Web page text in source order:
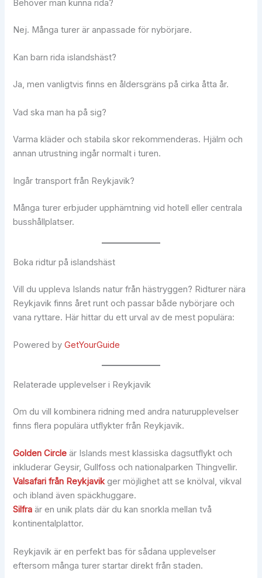
Behöver man kunna rida?
Nej. Många turer är anpassade för nybörjare.
Kan barn rida islandshäst?
Ja, men vanligtvis finns en åldersgräns på cirka åtta år.
Vad ska man ha på sig?
Varma kläder och stabila skor rekommenderas. Hjälm och
annan utrustning ingår normalt i turen.
Ingår transport från Reykjavik?
Många turer erbjuder upphämtning vid hotell eller centrala
busshållplatser.
Boka ridtur på islandshäst
Vill du uppleva Islands natur från hästryggen? Ridturer nära
Reykjavik finns året runt och passar både nybörjare och
vana ryttare. Här hittar du ett urval av de mest populära:
Powered byGetYourGuide
Relaterade upplevelser i Reykjavik
Om du vill kombinera ridning med andra naturupplevelser
finns flera populära utflykter från Reykjavik.
Golden Circle är Islands mest klassiska dagsutflykt och
inkluderar Geysir, Gullfoss och nationalparken Thingvellir.
Valsafari från Reykjavikger möjlighet att se knölval, vikval
och ibland även späckhuggare.
Silfra är en unik plats där du kan snorkla mellan två
kontinentalplattor.
Reykjavik är en perfekt bas för sådana upplevelser
eftersom många turer startar direkt från staden.